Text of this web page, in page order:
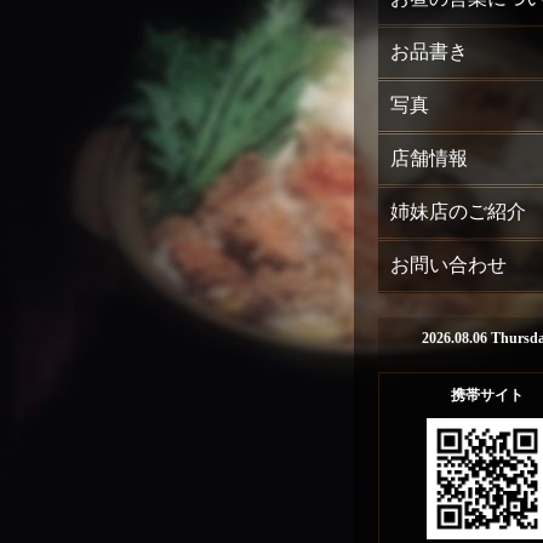
お品書き
写真
店舗情報
姉妹店のご紹介
お問い合わせ
2026.08.06
携帯サイト